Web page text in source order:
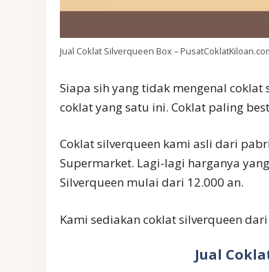
Jual Coklat Silverqueen Box –
Siapa sih yang tidak mengenal coklat
coklat yang satu ini. Coklat paling
Coklat silverqueen kami asli dari
Supermarket. Lagi-lagi harganya
Silverqueen mulai dari 12.000 an.
Kami sediakan coklat silverqueen
Jual